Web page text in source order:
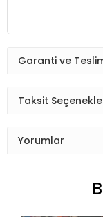
Garanti ve
Taksit
Yorumlar